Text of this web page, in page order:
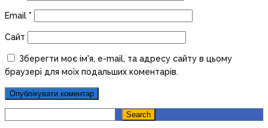
Email *
Сайт
Зберегти моє ім'я, e-mail, та адресу сайту в цьому
браузері для моїх подальших коментарів.
Search